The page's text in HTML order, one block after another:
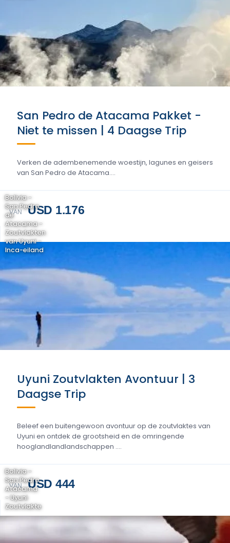
San Pedro de Atacama Pakket -
Niet te missen | 4 Daagse Trip
Verken de adembenemende woestijn, lagunes en geisers
van San Pedro de Atacama....
VAN USD 1.176
Bolivia -
San Pedro
de
Atacama -
Zoutvlakten
van Uyuni -
Inca-eiland
Uyuni Zoutvlakten Avontuur | 3
Daagse Trip
Beleef een buitengewoon avontuur op de zoutvlaktes van
Uyuni en ontdek de grootsheid en de omringende
hooglandlandlandschappen ....
VAN USD 444
Bolivia -
San Pedro
Atacama
- Uyuni
Zoutvlakte